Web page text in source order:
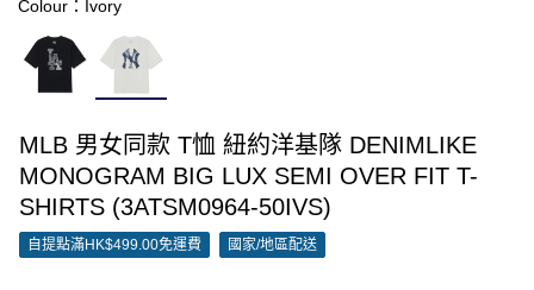
Colour：Ivory
MLB 男女同款 T恤 紐約洋基隊 DENIMLIKE
MONOGRAM BIG LUX SEMI OVER FIT T-
SHIRTS (3ATSM0964-50IVS)
自提點滿HK$499.00免運費 國家/地區配送